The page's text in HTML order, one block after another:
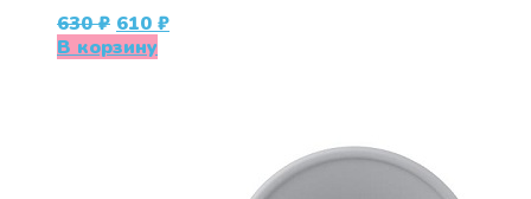
630₽ Первоначальная
цена
610 ₽Текущая
В корзину